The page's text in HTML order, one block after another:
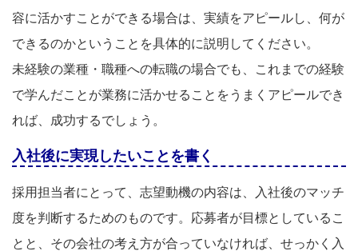
容に活かすことができる場合は、実績をアピールし、何が
できるのかということを具体的に説明してください。
未経験の業種・職種への転職の場合でも、これまでの経験
で学んだことが業務に活かせることをうまくアピールでき
れば、成功するでしょう。
入社後に実現したいことを書く
採用担当者にとって、志望動機の内容は、入社後のマッチ
度を判断するためのものです。応募者が目標としているこ
とと、その会社の考え方が合っていなければ、せっかく入